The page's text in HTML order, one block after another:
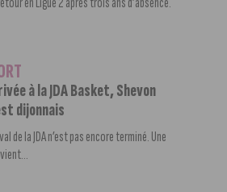
à la JDA Basket, Shevon
dijonnais
de la JDA n’est pas encore terminé. Une